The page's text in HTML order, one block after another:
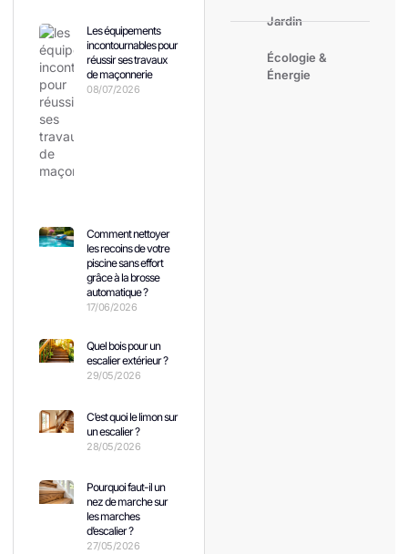
Les équipements
incontournables pour
réussir ses travaux
de maçonnerie
08/07/2026
Comment nettoyer
les recoins de votre
piscine sans effort
grâce à la brosse
automatique ?
17/06/2026
Quel bois pour un
escalier extérieur ?
29/05/2026
C’est quoi le limon sur
un escalier ?
28/05/2026
Pourquoi faut-il un
nez de marche sur
les marches
d’escalier ?
27/05/2026
Jardin
Écologie &
Énergie